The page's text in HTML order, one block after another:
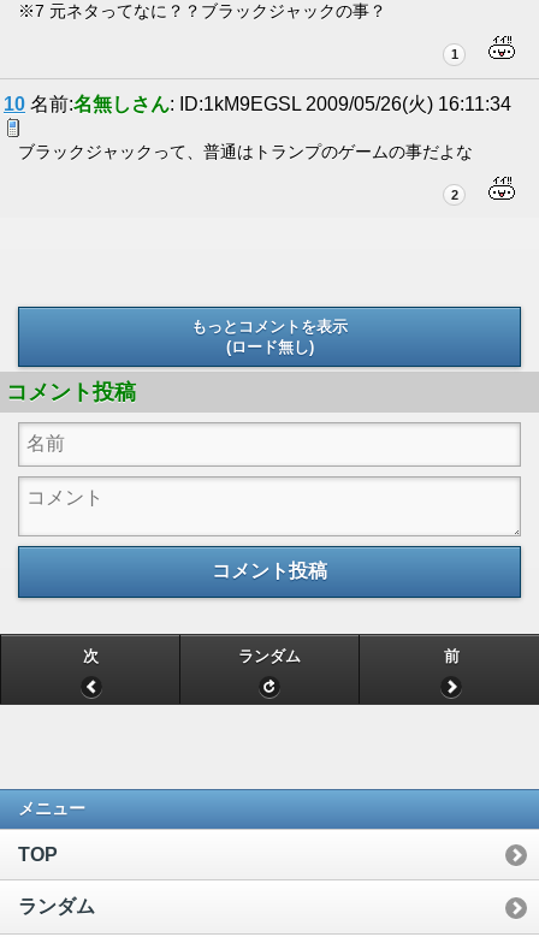
※7 元ネタってなに？？ブラックジャックの事？
1
10 名前:名無しさん: ID:1kM9EGSL 2009/05/26(火) 16:11:34
ブラックジャックって、普通はトランプのゲームの事だよな
2
もっとコメントを表示
(ロード無し)
コメント投稿
コメント投稿
次 ランダム 前
メニュー
TOP
ランダム